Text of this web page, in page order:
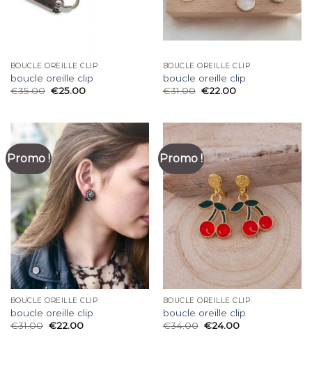
BOUCLE OREILLE CLIP
boucle oreille clip
€35.00 €25.00
BOUCLE OREILLE CLIP
boucle oreille clip
€31.00 €22.00
Promo !
BOUCLE OREILLE CLIP
boucle oreille clip
€31.00 €22.00
Promo !
BOUCLE OREILLE CLIP
boucle oreille clip
€34.00 €24.00